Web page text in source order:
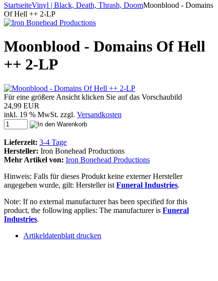
StartseiteVinyl | Black, Death, Thrash, DoomMoonblood - Domains
Of Hell ++ 2-LP
Moonblood - Domains Of Hell
++ 2-LP
Für eine größere Ansicht klicken Sie auf das Vorschaubild
24,99 EUR
inkl. 19 % MwSt. zzgl. Versandkosten
Lieferzeit: 3-4 Tage
Hersteller: Iron Bonehead Productions
Mehr Artikel von: Iron Bonehead Productions
Hinweis: Falls für dieses Produkt keine externer Hersteller
angegeben wurde, gilt: Hersteller ist Funeral Industries.
Note: If no external manufacturer has been specified for this
product, the following applies: The manufacturer is Funeral
Industries.
Artikeldatenblatt drucken